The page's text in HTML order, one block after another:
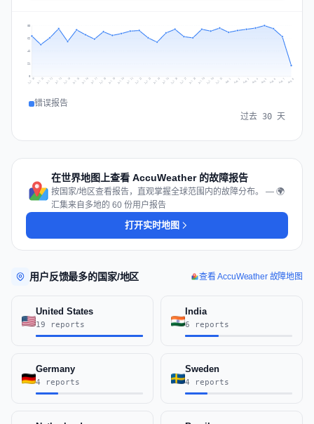
21
42
62
83
Jul 10 Jul 11 Jul 12 Jul 13 Jul 14 Jul 15 Jul 16 Jul 17 Jul 18 Jul 19 Jul 20 Jul 21 Jul 22 Jul 23 Jul 24 Jul 25 Jul 26 Jul 27 Jul 28 Jul 29 Jul 30 Jul 31 Aug 1 Aug 2 Aug 3 Aug 4 Aug 5 Aug 6 Aug 7 Aug 8
错误报告
过去 30 天
在世界地图上查看 AccuWeather 的故障报告
按国家/地区查看报告，直观掌握全球范围内的故障分布。 — 🌍
汇集来自多地的 60 份用户报告
打开实时地图
用户反馈最多的国家/地区 查看 AccuWeather 故障地图
United States
19 reports
India
6 reports
Germany
4 reports
Sweden
4 reports